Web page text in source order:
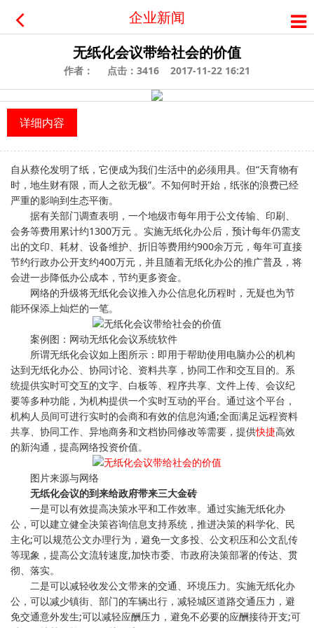
企业新闻
无纸化会议带给社会的价值
作者： 点击：3416 2017-11-22 16:21
详细内容
自从蔡伦发明了纸，它便成为我们生活中的必须用具。但“天育物有
时，地生财有限，而人之欲无极”。不知何时开始，纸张的浪费已经
严重的影响到生态平衡。
据有关部门调查表明，一个地级市每年用于公文传输、印刷、
会务等费用累计约1300万元 。实施无纸化办公后，预计每年仍需支
出的文印、耗材、设备维护、折旧等费用约900余万元，每年可直接
节约行政办公开支约400万元，并且随着无纸化办公的推广普及，将
会进一步降低办公成本，节约更多资金。
网络的升级将无纸化会议推入办公信息化历程时，无疑也为节
能环保添上灿烂的一笔。
案例图：网动无纸化会议系统软件
所谓无纸化会议如上图所示：即用于帮助使用电脑办公的机构
达到无纸化办公、协同讨论、资料共享，协同工作和交互目的。系
统提供实时可交互的文字、白板等、程序共享、文件上传、会议纪
要等多种功能，为机构提供一个实时互动的平台。通过这个平台，
机构人员间可进行实时的会商和有效的信息沟通;全面满足远程资料
共享、协同工作、异地商务和文档协同修改等需要，提供快捷高效
的新沟通，提高网络投资价值。
图片来源与网络
无纸化会议的到来给政府带来三大金砖
一是可以有效提高决策水平和工作效率。通过实施无纸化办
公，可以建立健全决策咨询信息支持系统，推进决策的科学化、民
主化;可以规范公文办理行为，避免一文多投、公文积压和公文乱传
等现象，提高公文流转速度,加快市委、市政府决策部署的传达、贯
彻、落实。
二是可以减轻收发公文带来的交通、环境压力。实施无纸化办
公，可以减少镇街、部门的车辆出行，减轻城区道路交通压力，避
免交通意外发生;可以减轻应酬压力，避免不必要的应酬接待开支;可